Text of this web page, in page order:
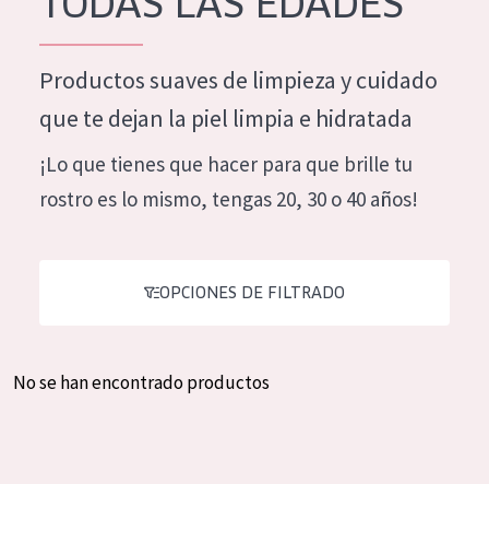
TIPO DE PRODUCTO
Hidratación y luminosidad
Reducción de arrugas
Regeneración
Piel menopáusica
Crema de día
PRODUCTOS
French
German
Spanish
Productos suaves de limpieza y cuidado
que te dejan la piel limpia e hidratada
¡Lo que tienes que hacer para que brille tu
rostro es lo mismo, tengas 20, 30 o 40 años!
OPCIONES DE FILTRADO
No se han encontrado productos